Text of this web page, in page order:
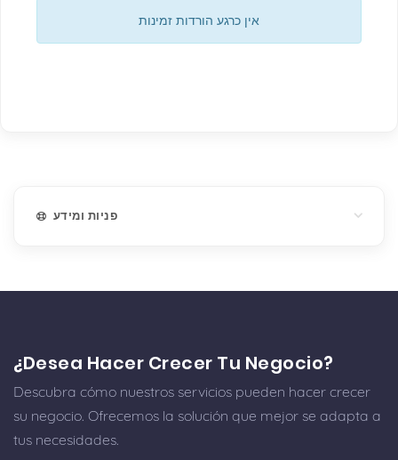
אין כרגע הורדות זמינות
פניות ומידע
¿Desea Hacer Crecer Tu Negocio?
Descubra cómo nuestros servicios pueden hacer crecer
su negocio. Ofrecemos la solución que mejor se adapta a
tus necesidades.